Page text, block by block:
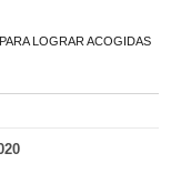
LOGRAR ACOGIDAS